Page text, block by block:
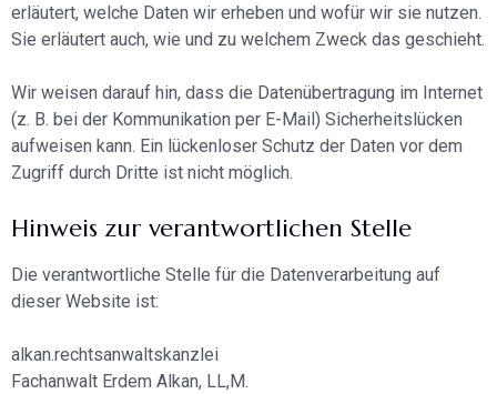
erläutert, welche Daten wir erheben und wofür wir sie nutzen.
Sie erläutert auch, wie und zu welchem Zweck das geschieht.
Wir weisen darauf hin, dass die Datenübertragung im Internet
(z. B. bei der Kommunikation per E-Mail) Sicherheitslücken
aufweisen kann. Ein lückenloser Schutz der Daten vor dem
Zugriff durch Dritte ist nicht möglich.
Hinweis zur verantwortlichen Stelle
Die verantwortliche Stelle für die Datenverarbeitung auf
dieser Website ist:
alkan.rechtsanwaltskanzlei
Fachanwalt Erdem Alkan, LL,M.